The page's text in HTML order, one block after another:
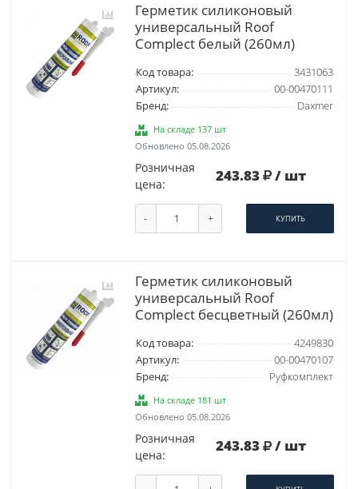
Герметик силиконовый
универсальный Roof
Complect белый (260мл)
Код товара:
3431063
Артикул:
00-00470111
Бренд:
Daxmer
На складе 137 шт
Обновлено 05.08.2026
Розничная
цена:
243.83 / шт
- + КУПИТЬ
Герметик силиконовый
универсальный Roof
Complect беcцветный (260мл)
Код товара:
4249830
Артикул:
00-00470107
Бренд:
Руфкомплект
На складе 181 шт
Обновлено 05.08.2026
Розничная
цена:
243.83 / шт